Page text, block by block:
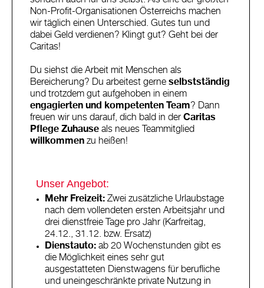
Non-Profit-Organisationen Österreichs machen
wir täglich einen Unterschied. Gutes tun und
dabei Geld verdienen? Klingt gut? Geht bei der
Caritas!
Du siehst die Arbeit mit Menschen als
Bereicherung? Du arbeitest gerne selbstständig
und trotzdem gut aufgehoben in einem
engagierten und kompetenten Team ? Dann
freuen wir uns darauf, dich bald in der Caritas
Pflege Zuhause als neues Teammitglied
willkommen zu heißen!
Unser Angebot:
Mehr Freizeit: Zwei zusätzliche Urlaubstage
nach dem vollendeten ersten Arbeitsjahr und
drei dienstfreie Tage pro Jahr (Karfreitag,
24.12., 31.12. bzw. Ersatz)
Dienstauto: ab 20 Wochenstunden gibt es
die Möglichkeit eines sehr gut
ausgestatteten Dienstwagens für berufliche
und uneingeschränkte private Nutzung in